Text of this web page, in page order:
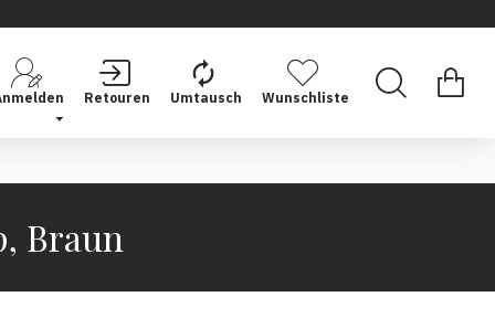
Retouren Umtausch Wunschliste
Braun